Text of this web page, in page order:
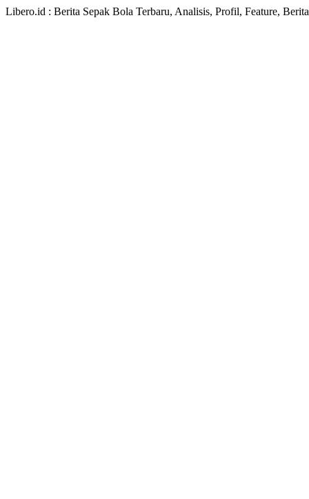
Libero.id : Berita Sepak Bola Terbaru, Analisis, Profil, Feature,